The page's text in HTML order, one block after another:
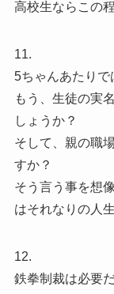
高校生ならこの
11.
5ちゃんあたりで
もう、生徒の実
しょうか？
そして、親の職
すか？
そう言う事を想
はそれなりの人
12.
鉄拳制裁は必要だ